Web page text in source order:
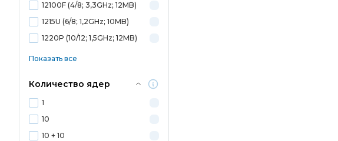
12100F (4/8; 3,3GHz; 12MB)
1215U (6/8; 1,2GHz; 10MB)
1220P (10/12; 1,5GHz; 12MB)
Показать все
Количество ядер
1
10
10 + 10